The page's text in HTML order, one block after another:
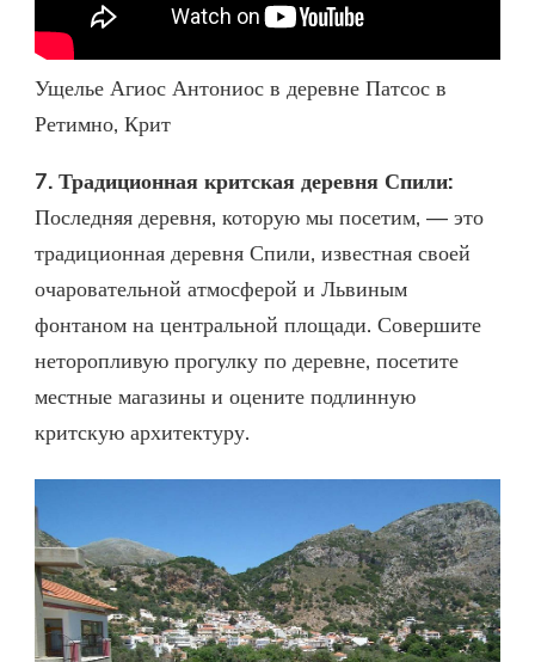
Ущелье Агиос Антониос в деревне Патсос в
Ретимно, Крит
7. Традиционная критская деревня Спили:
Последняя деревня, которую мы посетим, — это
традиционная деревня Спили, известная своей
очаровательной атмосферой и Львиным
фонтаном на центральной площади. Совершите
неторопливую прогулку по деревне, посетите
местные магазины и оцените подлинную
критскую архитектуру.